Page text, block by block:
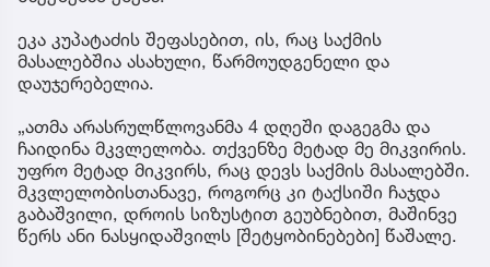
ეკა კუპატაძის შეფასებით, ის, რაც საქმის
მასალებშია ასახული, წარმოუდგენელი და
დაუჯერებელია.
„ათმა არასრულწლოვანმა 4 დღეში დაგეგმა და
ჩაიდინა მკვლელობა. თქვენზე მეტად მე მიკვირის.
უფრო მეტად მიკვირს, რაც დევს საქმის მასალებში.
მკვლელობისთანავე, როგორც კი ტაქსიში ჩაჯდა
გაბაშვილი, დროის სიზუსტით გეუბნებით, მაშინვე
წერს ანი ნასყიდაშვილს [შეტყობინებები] წაშალე.